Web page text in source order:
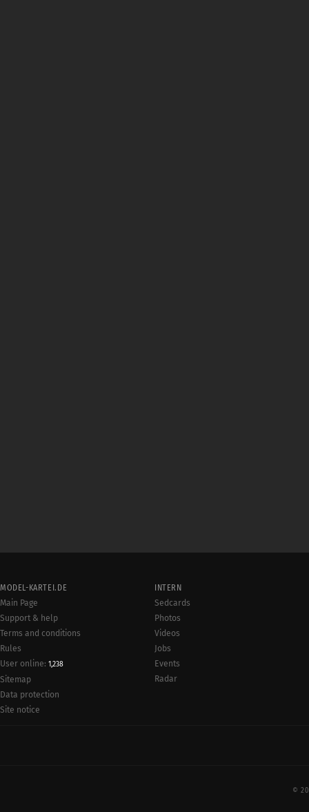
MODEL-KARTEI.DE
Main Page
Support & help
Terms and conditions
Rules
User online: 1,238
Sitemap
Data protection
Site notice
INTERN
Sedcards
Photos
Videos
Jobs
Events
Radar
©